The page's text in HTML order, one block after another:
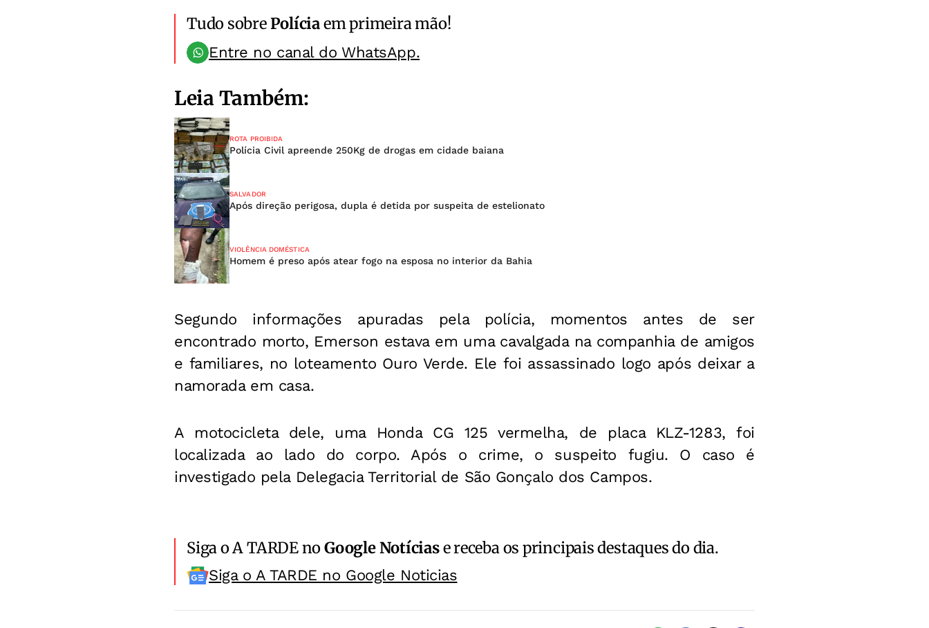
Tudo sobrePolíciaem primeira mão!
Entre no canal do WhatsApp.
Leia Também:
ROTA PROIBIDA
Polícia Civil apreende 250Kg de drogas em cidade baiana
SALVADOR
Após direção perigosa, dupla é detida por suspeita de estelionato
VIOLÊNCIA DOMÉSTICA
Homem é preso após atear fogo na esposa no interior da Bahia
Segundo informações apuradas pela polícia, momentos antes de ser
encontrado morto, Emerson estava em uma cavalgada na companhia de amigos
e familiares, no loteamento Ouro Verde. Ele foi assassinado logo após deixar a
namorada em casa.
A motocicleta dele, uma Honda CG 125 vermelha, de placa KLZ-1283, foi
localizada ao lado do corpo.Após o crime, o suspeito fugiu. O caso é
investigado pela Delegacia Territorial de São Gonçalo dos Campos.
Siga o A TARDE noGoogle Notíciase receba os principais destaques do dia.
Siga o A TARDE no Google Noticias